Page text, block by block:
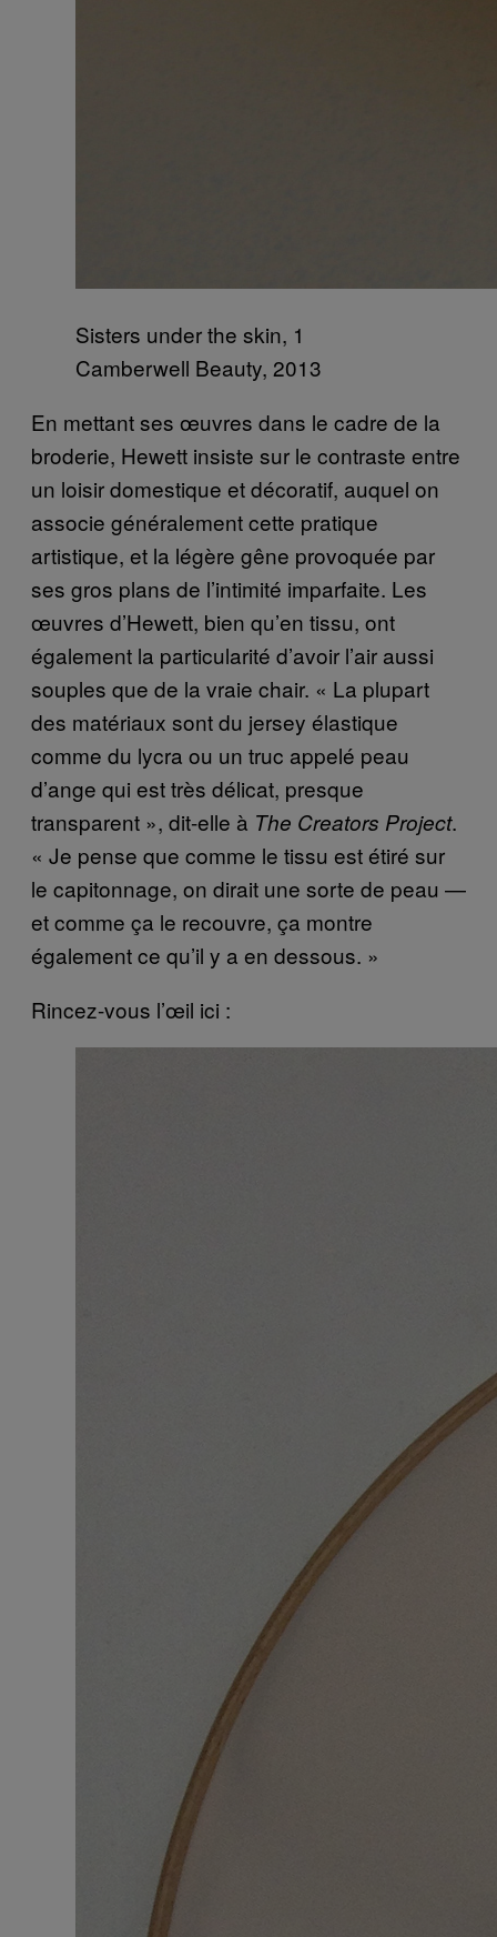
Sisters under the skin, 1
Camberwell Beauty, 2013
En mettant ses œuvres dans le cadre de la
broderie, Hewett insiste sur le contraste entre
un loisir domestique et décoratif, auquel on
associe généralement cette pratique
artistique, et la légère gêne provoquée par
ses gros plans de l’intimité imparfaite. Les
œuvres d’Hewett, bien qu’en tissu, ont
également la particularité d’avoir l’air aussi
souples que de la vraie chair. « La plupart
des matériaux sont du jersey élastique
comme du lycra ou un truc appelé peau
d’ange qui est très délicat, presque
transparent », dit-elle à The Creators Project.
« Je pense que comme le tissu est étiré sur
le capitonnage, on dirait une sorte de peau —
et comme ça le recouvre, ça montre
également ce qu’il y a en dessous. »
Rincez-vous l’œil ici :